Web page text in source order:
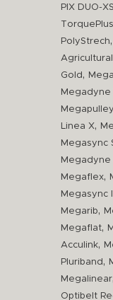
PIX DUO-XS
TorquePlus
PolyStrech,
Agricultural
Gold ,
Megadyne
Megapulley
Linea X,
Megasync
Megadyne
Megaflex,
Megasync
Megarib,
Megaflat,
Acculink,
Pluriband ,
Megalinear,
Optibelt